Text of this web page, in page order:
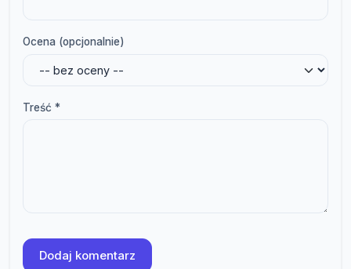
Ocena (opcjonalnie)
Treść *
Dodaj komentarz